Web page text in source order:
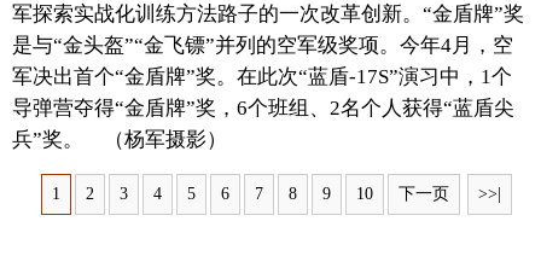
军探索实战化训练方法路子的一次改革创新。“金盾牌”奖
是与“金头盔”“金飞镖”并列的空军级奖项。今年4月，空
军决出首个“金盾牌”奖。在此次“蓝盾-17S”演习中，1个
导弹营夺得“金盾牌”奖，6个班组、2名个人获得“蓝盾尖
兵”奖。 （杨军摄影）
1 2 3 4 5 6 7 8 9 10 下一页 >>|